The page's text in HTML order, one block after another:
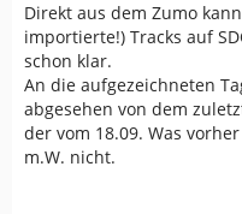
Direkt aus dem Zumo
importierte!) Tracks auf
schon klar.
An die aufgezeichneten
abgesehen von dem
der vom 18.09. Was
m.W. nicht.